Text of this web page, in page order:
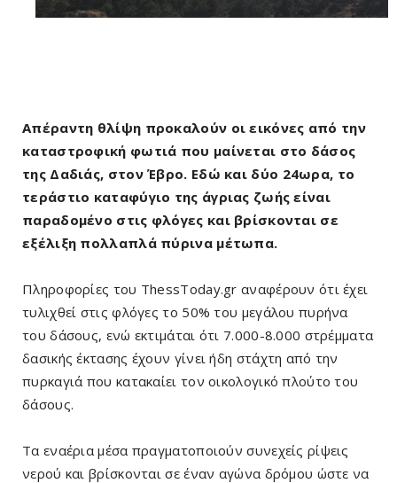
Απέραντη θλίψη προκαλούν οι εικόνες από την
καταστροφική φωτιά που μαίνεται στο δάσος
της Δαδιάς, στον Έβρο. Εδώ και δύο 24ωρα, το
τεράστιο καταφύγιο της άγριας ζωής είναι
παραδομένο στις φλόγες και βρίσκονται σε
εξέλιξη πολλαπλά πύρινα μέτωπα.
Πληροφορίες του ThessToday.gr αναφέρουν ότι έχει
τυλιχθεί στις φλόγες το 50% του μεγάλου πυρήνα
του δάσους, ενώ εκτιμάται ότι 7.000-8.000 στρέμματα
δασικής έκτασης έχουν γίνει ήδη στάχτη από την
πυρκαγιά που κατακαίει τον οικολογικό πλούτο του
δάσους.
Τα εναέρια μέσα πραγματοποιούν συνεχείς ρίψεις
νερού και βρίσκονται σε έναν αγώνα δρόμου ώστε να